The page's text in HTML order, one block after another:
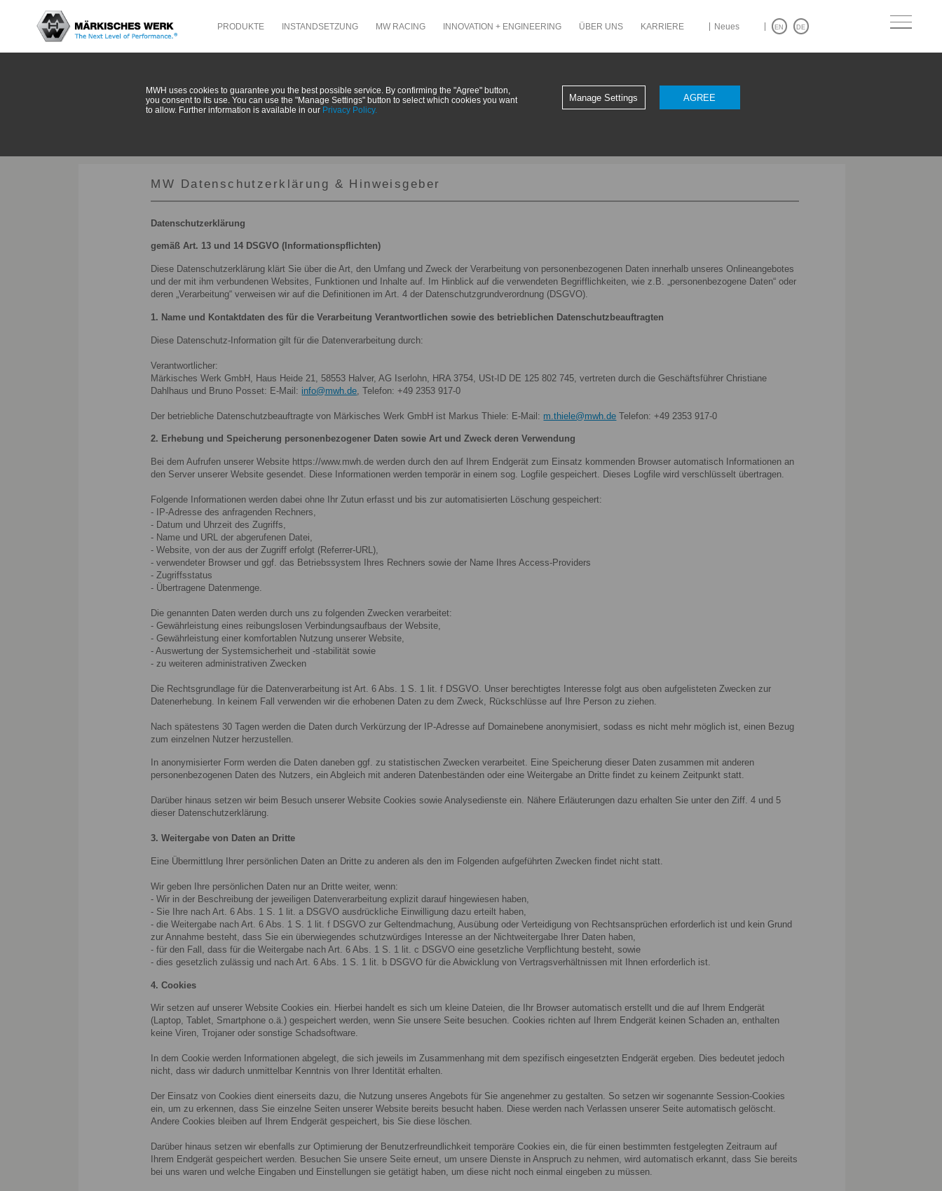
PRODUKTE INSTANDSETZUNG MW RACING INNOVATION + ENGINEERING ÜBER UNS KARRIERE Neues EN DE
MWH uses cookies to guarantee you the best possible service. By confirming the "Agree" button,
you consent to its use. You can use the "Manage Settings" button to select which cookies you want
to allow. Further information is available in our Privacy Policy.
Manage Settings AGREE
Datenschutzerklärung & Hinweisgeber
MW Datenschutzerklärung & Hinweisgeber
Datenschutzerklärung
gemäß Art. 13 und 14 DSGVO (Informationspflichten)
Diese Datenschutzerklärung klärt Sie über die Art, den Umfang und Zweck der Verarbeitung von personenbezogenen Daten innerhalb unseres Onlineangebotes
und der mit ihm verbundenen Websites, Funktionen und Inhalte auf. Im Hinblick auf die verwendeten Begrifflichkeiten, wie z.B. „personenbezogene Daten“ oder
deren „Verarbeitung“ verweisen wir auf die Definitionen im Art. 4 der Datenschutzgrundverordnung (DSGVO).
1. Name und Kontaktdaten des für die Verarbeitung Verantwortlichen sowie des betrieblichen Datenschutzbeauftragten
Diese Datenschutz-Information gilt für die Datenverarbeitung durch:
Verantwortlicher:
Märkisches Werk GmbH, Haus Heide 21, 58553 Halver, AG Iserlohn, HRA 3754, USt-ID DE 125 802 745, vertreten durch die Geschäftsführer Christiane
Dahlhaus und Bruno Posset: E-Mail: info@mwh.de , Telefon: +49 2353 917-0
Der betriebliche Datenschutzbeauftragte von Märkisches Werk GmbH ist Markus Thiele: E-Mail: m.thiele@mwh.de Telefon: +49 2353 917-0
2. Erhebung und Speicherung personenbezogener Daten sowie Art und Zweck deren Verwendung
Bei dem Aufrufen unserer Website https://www.mwh.de werden durch den auf Ihrem Endgerät zum Einsatz kommenden Browser automatisch Informationen an
den Server unserer Website gesendet. Diese Informationen werden temporär in einem sog. Logfile gespeichert. Dieses Logfile wird verschlüsselt übertragen.
Folgende Informationen werden dabei ohne Ihr Zutun erfasst und bis zur automatisierten Löschung gespeichert:
- IP-Adresse des anfragenden Rechners,
- Datum und Uhrzeit des Zugriffs,
- Name und URL der abgerufenen Datei,
- Website, von der aus der Zugriff erfolgt (Referrer-URL),
- verwendeter Browser und ggf. das Betriebssystem Ihres Rechners sowie der Name Ihres Access-Providers
- Zugriffsstatus
- Übertragene Datenmenge.
Die genannten Daten werden durch uns zu folgenden Zwecken verarbeitet:
- Gewährleistung eines reibungslosen Verbindungsaufbaus der Website,
- Gewährleistung einer komfortablen Nutzung unserer Website,
- Auswertung der Systemsicherheit und -stabilität sowie
- zu weiteren administrativen Zwecken
Die Rechtsgrundlage für die Datenverarbeitung ist Art. 6 Abs. 1 S. 1 lit. f DSGVO. Unser berechtigtes Interesse folgt aus oben aufgelisteten Zwecken zur
Datenerhebung. In keinem Fall verwenden wir die erhobenen Daten zu dem Zweck, Rückschlüsse auf Ihre Person zu ziehen.
Nach spätestens 30 Tagen werden die Daten durch Verkürzung der IP-Adresse auf Domainebene anonymisiert, sodass es nicht mehr möglich ist, einen Bezug
zum einzelnen Nutzer herzustellen.
In anonymisierter Form werden die Daten daneben ggf. zu statistischen Zwecken verarbeitet. Eine Speicherung dieser Daten zusammen mit anderen
personenbezogenen Daten des Nutzers, ein Abgleich mit anderen Datenbeständen oder eine Weitergabe an Dritte findet zu keinem Zeitpunkt statt.
Darüber hinaus setzen wir beim Besuch unserer Website Cookies sowie Analysedienste ein. Nähere Erläuterungen dazu erhalten Sie unter den Ziff. 4 und 5
dieser Datenschutzerklärung.
3. Weitergabe von Daten an Dritte
Eine Übermittlung Ihrer persönlichen Daten an Dritte zu anderen als den im Folgenden aufgeführten Zwecken findet nicht statt.
Wir geben Ihre persönlichen Daten nur an Dritte weiter, wenn:
- Wir in der Beschreibung der jeweiligen Datenverarbeitung explizit darauf hingewiesen haben,
- Sie Ihre nach Art. 6 Abs. 1 S. 1 lit. a DSGVO ausdrückliche Einwilligung dazu erteilt haben,
- die Weitergabe nach Art. 6 Abs. 1 S. 1 lit. f DSGVO zur Geltendmachung, Ausübung oder Verteidigung von Rechtsansprüchen erforderlich ist und kein Grund
zur Annahme besteht, dass Sie ein überwiegendes schutzwürdiges Interesse an der Nichtweitergabe Ihrer Daten haben,
- für den Fall, dass für die Weitergabe nach Art. 6 Abs. 1 S. 1 lit. c DSGVO eine gesetzliche Verpflichtung besteht, sowie
- dies gesetzlich zulässig und nach Art. 6 Abs. 1 S. 1 lit. b DSGVO für die Abwicklung von Vertragsverhältnissen mit Ihnen erforderlich ist.
4. Cookies
Wir setzen auf unserer Website Cookies ein. Hierbei handelt es sich um kleine Dateien, die Ihr Browser automatisch erstellt und die auf Ihrem Endgerät
(Laptop, Tablet, Smartphone o.ä.) gespeichert werden, wenn Sie unsere Seite besuchen. Cookies richten auf Ihrem Endgerät keinen Schaden an, enthalten
keine Viren, Trojaner oder sonstige Schadsoftware.
In dem Cookie werden Informationen abgelegt, die sich jeweils im Zusammenhang mit dem spezifisch eingesetzten Endgerät ergeben. Dies bedeutet jedoch
nicht, dass wir dadurch unmittelbar Kenntnis von Ihrer Identität erhalten.
Der Einsatz von Cookies dient einerseits dazu, die Nutzung unseres Angebots für Sie angenehmer zu gestalten. So setzen wir sogenannte Session-Cookies
ein, um zu erkennen, dass Sie einzelne Seiten unserer Website bereits besucht haben. Diese werden nach Verlassen unserer Seite automatisch gelöscht.
Andere Cookies bleiben auf Ihrem Endgerät gespeichert, bis Sie diese löschen.
Darüber hinaus setzen wir ebenfalls zur Optimierung der Benutzerfreundlichkeit temporäre Cookies ein, die für einen bestimmten festgelegten Zeitraum auf
Ihrem Endgerät gespeichert werden. Besuchen Sie unsere Seite erneut, um unsere Dienste in Anspruch zu nehmen, wird automatisch erkannt, dass Sie bereits
bei uns waren und welche Eingaben und Einstellungen sie getätigt haben, um diese nicht noch einmal eingeben zu müssen.